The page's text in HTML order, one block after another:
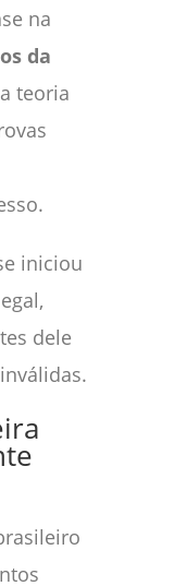
na
da
teoria
iniciou
dele